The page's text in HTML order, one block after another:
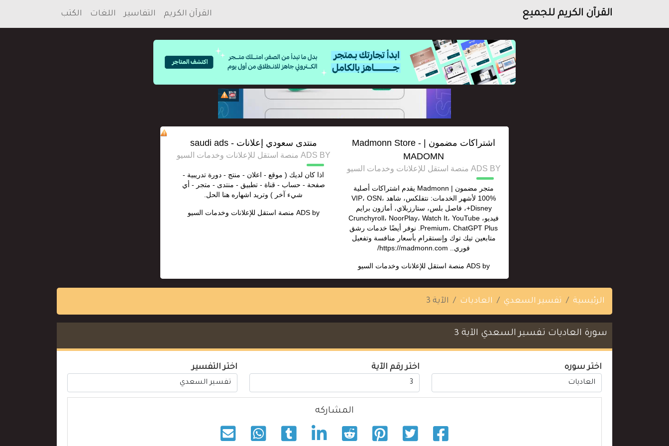
القرآن الكريم للجميع القرآن الكريم التفاسير اللغات الكتب
اشتراكات مضمون | Madmonn Store -
MADOMN
ADS BY منصة استقل للإعلانات وخدمات السيو
متجر مضمون | Madmonn يقدم اشتراكات أصلية
%100 لأشهر الخدمات: نتفلكس، شاهد VIP، OSN،
Disney+، فاصل بلس، ستارزبلاي، أمازون برايم
فيديو، Crunchyroll، NoorPlay، Watch It، YouTube
Premium، ChatGPT Plus. نوفر أيضًا خدمات رشق
متابعين تيك توك وإنستقرام بأسعار منافسة وتفعيل
فوري.. https://madmonn.com/
ADS by منصة استقل للإعلانات وخدمات السيو
منتدى سعودي إعلانات - saudi ads
ADS BY منصة استقل للإعلانات وخدمات السيو
اذا كان لديك ( موقع - اعلان - منتج - دورة تدريبية -
صفحة - حساب - قناة - تطبيق - منتدى - متجر - أي
شيء آخر ) وتريد اشهاره هنا الحل.
ADS by منصة استقل للإعلانات وخدمات السيو
الرئيسية تفسير السعدي العاديات الآية 3
سورة العاديات تفسير السعدي الآية 3
اختر سوره اختر رقم الآية اختر التفسير
المشاركه